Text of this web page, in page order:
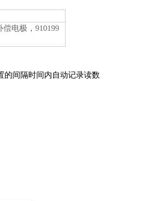
电极，910199
的间隔时间内自动记录读数